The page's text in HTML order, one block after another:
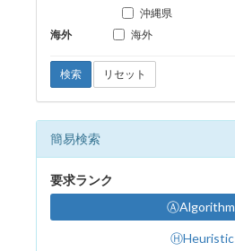
沖縄県
海外
海外
検索 リセット
簡易検索
要求ランク
ⒶAlgorithm
ⒽHeuristic